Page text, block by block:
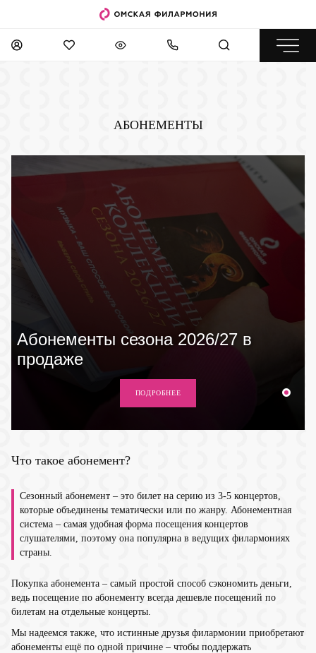
АБОНЕМЕНТЫ
Абонементы сезона 2026/27 в
продаже
ПОДРОБНЕЕ
Что такое абонемент?
Сезонный абонемент – это билет на серию из 3-5 концертов,
которые объединены тематически или по жанру. Абонементная
система – самая удобная форма посещения концертов
слушателями, поэтому она популярна в ведущих филармониях
страны.
Покупка абонемента – самый простой способ сэкономить деньги,
ведь посещение по абонементу всегда дешевле посещений по
билетам на отдельные концерты.
Мы надеемся также, что истинные друзья филармонии приобретают
абонементы ещё по одной причине – чтобы поддержать